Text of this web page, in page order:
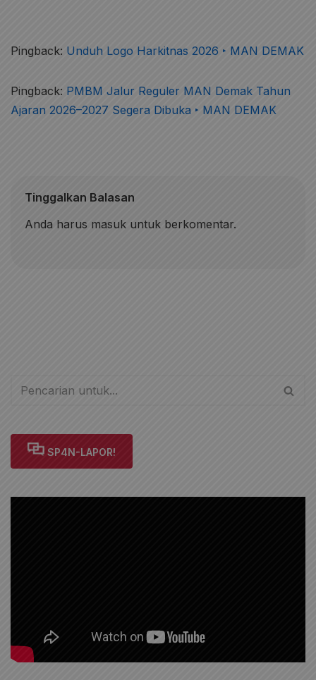
Pingback: Unduh Logo Harkitnas 2026 ‣ MAN DEMAK
Pingback: PMBM Jalur Reguler MAN Demak Tahun
Ajaran 2026–2027 Segera Dibuka ‣ MAN DEMAK
Tinggalkan Balasan
Anda harus masuk untuk berkomentar.
SP4N-LAPOR!